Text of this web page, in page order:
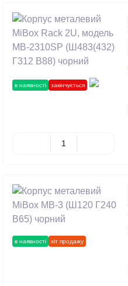
в наявності закінчується
в наявності хіт продажу